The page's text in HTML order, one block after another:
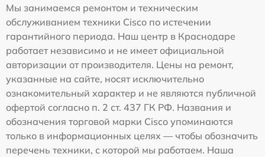
Мы занимаемся ремонтом и техническим
обслуживанием техники Cisco по истечении
гарантийного периода. Наш центр в Краснодаре
работает независимо и не имеет официальной
авторизации от производителя. Цены на ремонт,
указанные на сайте, носят исключительно
ознакомительный характер и не являются публичной
офертой согласно п. 2 ст. 437 ГК РФ. Названия и
обозначения торговой марки Cisco упоминаются
только в информационных целях — чтобы обозначить
перечень техники, с которой мы работаем. Наша